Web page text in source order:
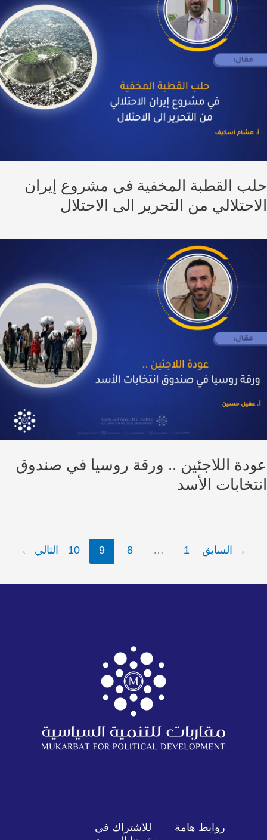
القطبة المخفية في مشروع إيران
من التحرير الى الاحتلال
اللاجئين .. ورقة روسيا في صندوق
الأسد
السابق 10 التالي←
روابط هامة
للاشتراك في